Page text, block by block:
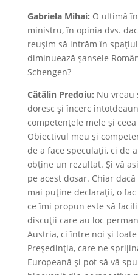
Gabriela Mihai: O ultimă
ministru, în opinia dvs.
reușim să intrăm în
diminuează șansele
Schengen?
Cătălin Predoiu: Nu vreau
doresc și încerc
competențele mele și
Obiectivul meu și
de a face speculații, ci de
obține un rezultat. Și vă
pe acest dosar. Chiar
mai puține declarații, o
ce îmi propun este să
discuții care au loc
Austria, ci între noi și
Președinția, care ne
Europeană și pot să vă